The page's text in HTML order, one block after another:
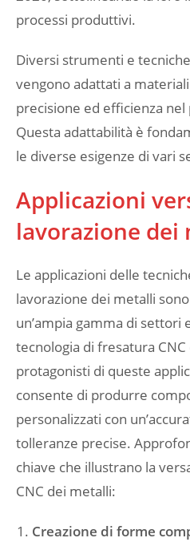
processi produttivi.
Diversi strumenti e
vengono adattati a
precisione ed efficienza
Questa adattabilità è
le diverse esigenze di vari
Applicazioni
lavorazione dei
Le applicazioni delle
lavorazione dei metalli
un’ampia gamma di settori
tecnologia di fresatura
protagonisti di queste
consente di produrre
personalizzati con
tolleranze precise.
chiave che illustrano la
CNC dei metalli:
Creazione di forme